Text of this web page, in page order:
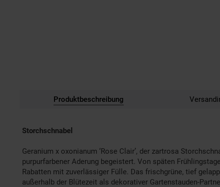
Produktbeschreibung
Storchschnabel
Geranium x oxonianum ‘Rose Clair’, der zartrosa
purpurfarbener Aderung begeistert. Von späten
Rabatten mit zuverlässiger Fülle. Das frischgrüne, tief
außerhalb der Blütezeit als dekorativer Gartenstauden-